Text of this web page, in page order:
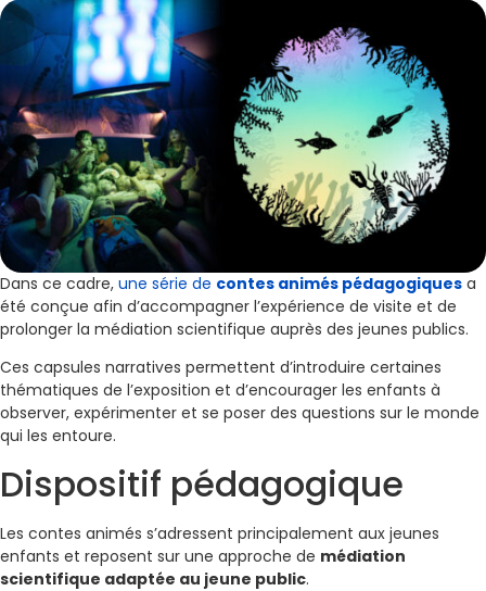
Dans ce cadre, une série de contes animés pédagogiques a
été conçue afin d’accompagner l’expérience de visite et de
prolonger la médiation scientifique auprès des jeunes publics.
Ces capsules narratives permettent d’introduire certaines
thématiques de l’exposition et d’encourager les enfants à
observer, expérimenter et se poser des questions sur le monde
qui les entoure.
Dispositif pédagogique
Les contes animés s’adressent principalement aux jeunes
enfants et reposent sur une approche de médiation
scientifique adaptée au jeune public.